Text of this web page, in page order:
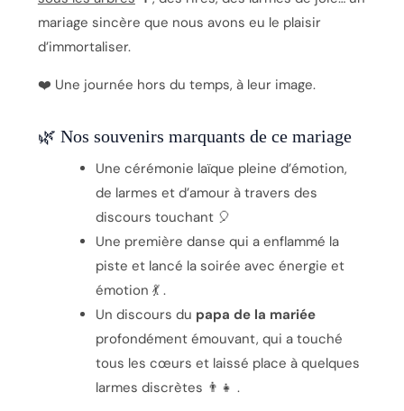
mariage sincère que nous avons eu le plaisir
d’immortaliser.
❤️ Une journée hors du temps, à leur image.
🌿 Nos souvenirs marquants de ce mariage
Une cérémonie laïque pleine d’émotion,
de larmes et d’amour à travers des
discours touchant 🎈
Une première danse qui a enflammé la
piste et lancé la soirée avec énergie et
émotion 💃 .
Un discours du papa de la mariée
profondément émouvant, qui a touché
tous les cœurs et laissé place à quelques
larmes discrètes 👨‍👧 .